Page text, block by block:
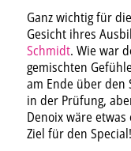
Ganz wichtig für
Gesicht ihres
Schmidt. Wie war
gemischten
am Ende über den
in der Prüfung,
Denoix wäre
Ziel für den Special!